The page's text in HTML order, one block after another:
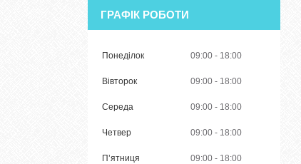
ГРАФІК РОБОТИ
Понеділок 09:00 18:00
Вівторок 09:00 18:00
Середа 09:00 18:00
Четвер 09:00 18:00
Пʼятниця 09:00 18:00